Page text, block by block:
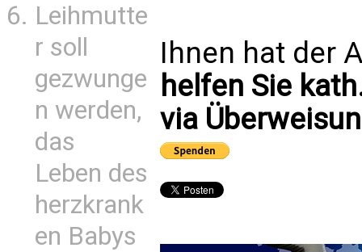
Leihmutte
r soll
gezwunge
n werden,
das
Leben des
herzkrank
en Babys
Ihnen hat der
helfen Sie
via